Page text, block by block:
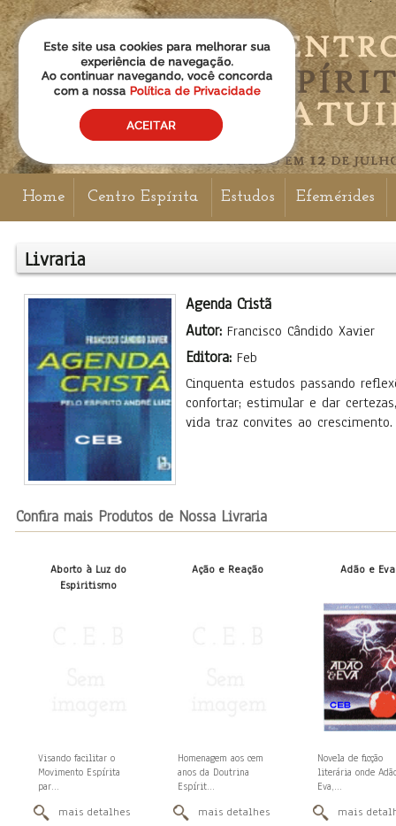
Home Centro Espírita Estudos Efemérides
Livraria
Agenda Cristã
Autor: Francisco Cândido Xavier
Editora: Feb
Cinquenta estudos passando
confortar; estimular e dar
vida traz convites ao
Confira mais Produtos de Nossa Livraria
Aborto à Luz do
Espiritismo
Visando facilitar o
Movimento Espírita
par...
mais detalhes
Ação e Reação
Homenagem aos cem
anos da Doutrina
Espírit...
mais detalhes
Adão e Eva
Novela de ficção
literária onde
Eva,...
mais